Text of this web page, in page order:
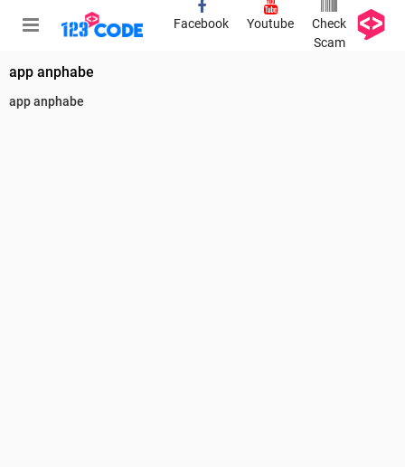
Facebook Youtube
Check
Scam
app anphabe
app anphabe